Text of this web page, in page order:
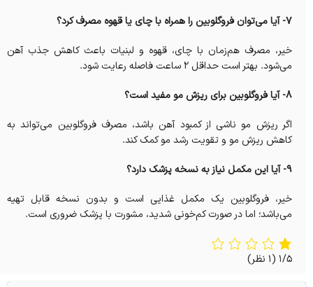
7- آیا می‌توان فروگلوبین را همراه با چای یا قهوه مصرف کرد؟
خیر، مصرف هم‌زمان با چای، قهوه و لبنیات باعث کاهش جذب آهن
می‌شود. بهتر است حداقل ۲ ساعت فاصله رعایت شود.
8- آیا فروگلوبین برای ریزش مو مفید است؟
اگر ریزش مو ناشی از کمبود آهن باشد، مصرف فروگلوبین می‌تواند به
کاهش ریزش مو و تقویت رشد مو کمک کند.
9- آیا این مکمل نیاز به نسخه پزشک دارد؟
خیر، فروگلوبین یک مکمل غذایی است و بدون نسخه قابل تهیه
می‌باشد؛ اما در صورت کم‌خونی شدید، مشورت با پزشک ضروری است.
1/5 (1 نظر)